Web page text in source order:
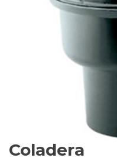
Coladera